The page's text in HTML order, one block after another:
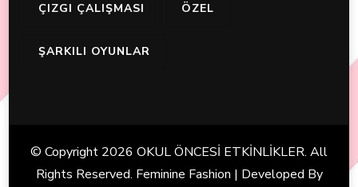
ÇIZGI ÇALIŞMASI ÖZEL
ŞARKILI OYUNLAR
© Copyright 2026 OKUL ÖNCESİ ETKİNLİKLER. All
Rights Reserved. Feminine Fashion | Developed By